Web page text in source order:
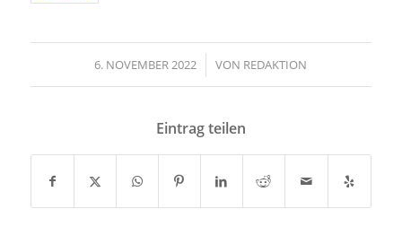
6. NOVEMBER 2022
/ VON REDAKTION
Eintrag teilen